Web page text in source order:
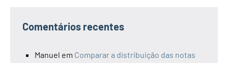
Comentários recentes
Manuel em Comparar a distribuição das notas